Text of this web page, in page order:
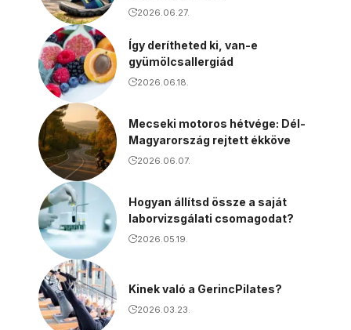
2026.06.27.
Így derítheted ki, van-e
gyümölcsallergiád
2026.06.18.
Mecseki motoros hétvége: Dél-
Magyarország rejtett ékköve
2026.06.07.
Hogyan állítsd össze a saját
laborvizsgálati csomagodat?
2026.05.19.
Kinek való a GerincPilates?
2026.03.23.